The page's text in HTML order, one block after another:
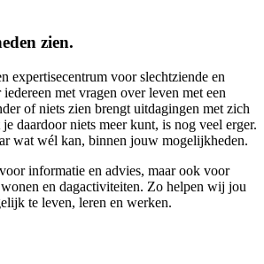
zien.
expertisecentrum voor slechtziende en
met vragen over leven met een
of niets zien brengt uitdagingen met zich
daardoor niets meer kunt, is nog veel erger.
wat wél kan, binnen jouw mogelijkheden.
informatie en advies, maar ook voor
en dagactiviteiten. Zo helpen wij jou
te leven, leren en werken.